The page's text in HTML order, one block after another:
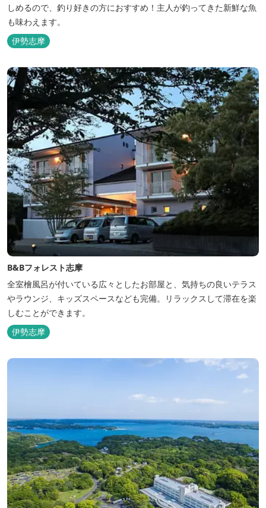
しめるので、釣り好きの方におすすめ！主人が釣ってきた新鮮な魚
も味わえます。
伊勢志摩
B&Bフォレスト志摩
全室檜風呂が付いている広々としたお部屋と、気持ちの良いテラス
やラウンジ、キッズスペースなども完備。リラックスして滞在を楽
しむことができます。
伊勢志摩